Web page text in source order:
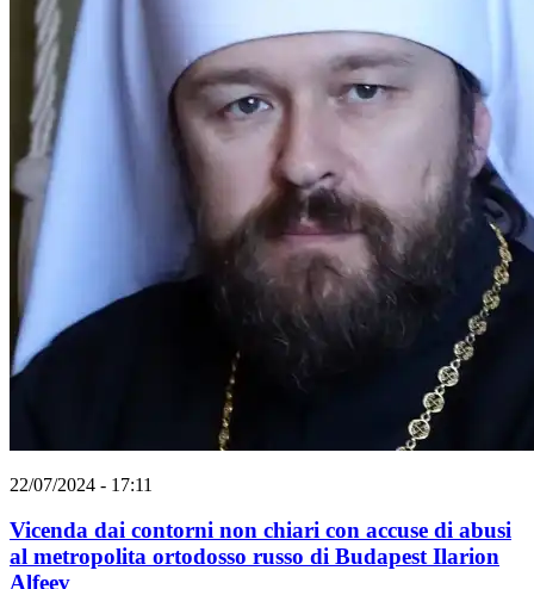
22/07/2024 - 17:11
Vicenda dai contorni non chiari con accuse di abusi
al metropolita ortodosso russo di Budapest Ilarion
Alfeev